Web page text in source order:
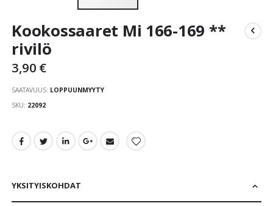
to
the
beginning
of
images
gallery
Kookossaaret Mi 166-169 **
rivilö
3,90 €
SAATAVUUS: LOPPUUNMYYTY
SKU 22092
YKSITYISKOHDAT